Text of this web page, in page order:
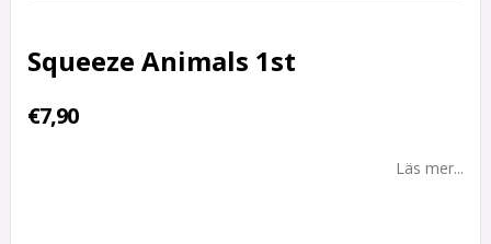
Squeeze Animals 1st
€7,90
Läs mer...